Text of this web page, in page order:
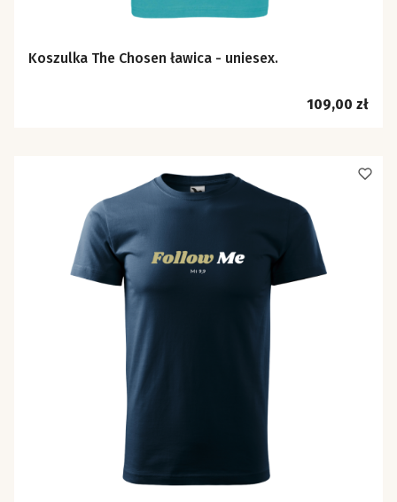
Koszulka The Chosen ławica - uniesex.
Cena
109,00 zł